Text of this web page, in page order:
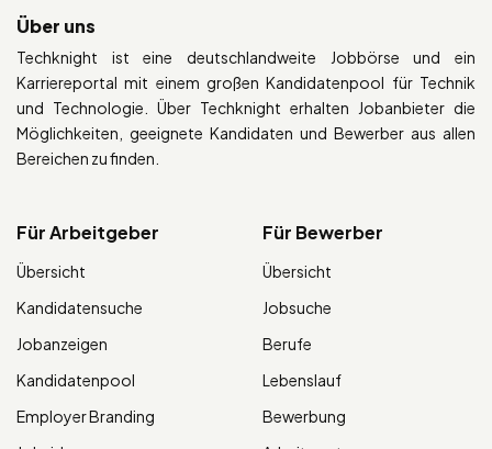
Über uns
Techknight ist eine deutschlandweite Jobbörse und ein
Karriereportal mit einem großen Kandidatenpool für Technik
und Technologie. Über Techknight erhalten Jobanbieter die
Möglichkeiten, geeignete Kandidaten und Bewerber aus allen
Bereichen zu finden.
Für Arbeitgeber
Übersicht
Kandidatensuche
Jobanzeigen
Kandidatenpool
Employer Branding
Für Bewerber
Übersicht
Jobsuche
Berufe
Lebenslauf
Bewerbung